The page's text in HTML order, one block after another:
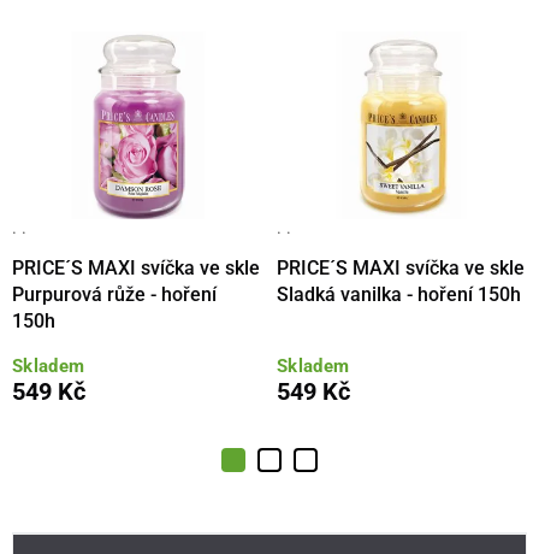
· ·
PRICE´S MAXI svíčka ve skle
Purpurová růže - hoření
150h
Skladem
549 Kč
· ·
PRICE´S MAXI svíčka ve skle
Sladká vanilka - hoření 150h
Skladem
549 Kč